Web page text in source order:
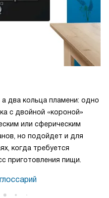
два кольца пламени: одно
с двойной «короной»
или сферическим
но подойдет и для
когда требуется
приготовления пищи.